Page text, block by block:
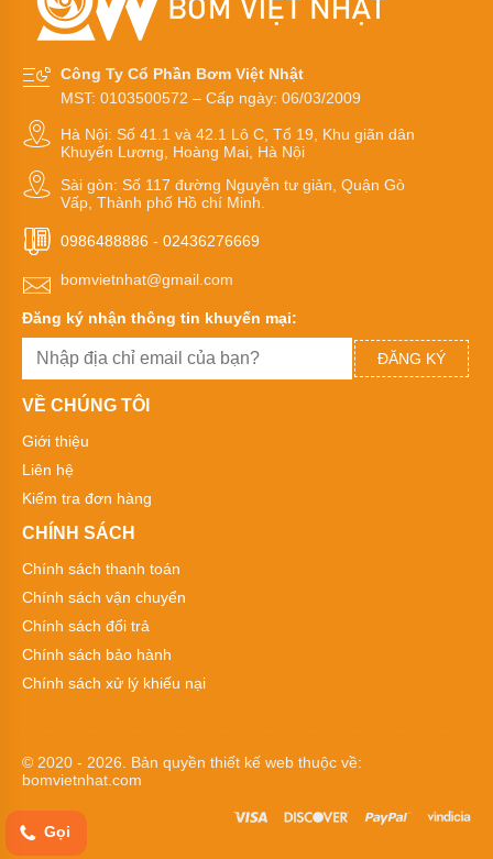
RY
hóa
chất
Bơm
hóa
điện
24v
48v
Bơm
hoá
chất
bơm
chất
thường
các
bơm
chất
Xuất
xứ
máy
chất
Thương
bơm
hóa
chất
Công Ty Cổ Phần Bơm Việt Nhật
MST: 0103500572 – Cấp ngày: 06/03/2009
Hà Nội: Số 41.1 và 42.1 Lô C, Tổ 19, Khu giãn dân
Khuyến Lương, Hoàng Mai, Hà Nội
Sài gòn: Số 117 đường Nguyễn tư giản, Quận Gò
Vấp, Thành phố Hồ chí Minh.
0986488886 - 02436276669
bomvietnhat@gmail.com
Đăng ký nhận thông tin khuyến mại:
ĐĂNG KÝ
VỀ CHÚNG TÔI
Giới thiệu
Liên hệ
Kiểm tra đơn hàng
CHÍNH SÁCH
Chính sách thanh toán
Chính sách vận chuyển
Chính sách đổi trả
Chính sách bảo hành
Chính sách xử lý khiếu nại
© 2020 - 2026. Bản quyền thiết kế web thuộc về:
bomvietnhat.com
Gọi